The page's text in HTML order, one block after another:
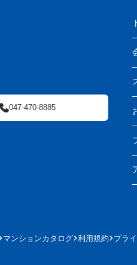
047-470-8885
マンションカタログ 利用規約 プラ